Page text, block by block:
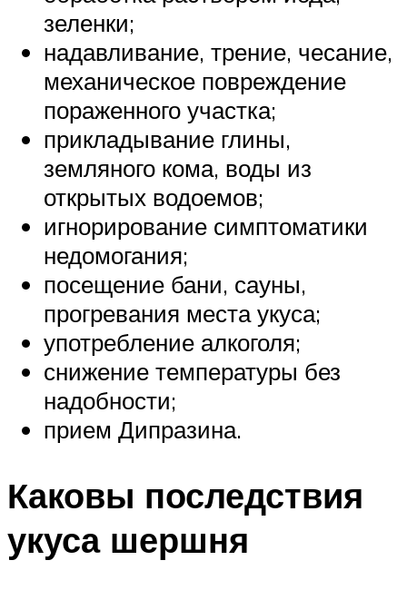
зеленки;
надавливание, трение, чесание,
механическое повреждение
пораженного участка;
прикладывание глины,
земляного кома, воды из
открытых водоемов;
игнорирование симптоматики
недомогания;
посещение бани, сауны,
прогревания места укуса;
употребление алкоголя;
снижение температуры без
надобности;
прием Дипразина.
Каковы последствия
укуса шершня